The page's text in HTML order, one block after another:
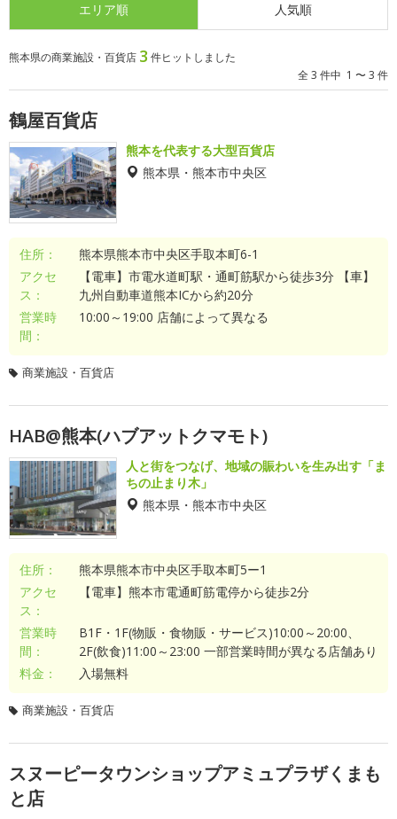
エリア順 人気順
熊本県の商業施設・百貨店 3 件ヒットしました
全 3 件中 1 〜 3 件
鶴屋百貨店
熊本を代表する大型百貨店
熊本県・熊本市中央区
住所：
熊本県熊本市中央区手取本町6-1
アクセ
ス：
【電車】市電水道町駅・通町筋駅から徒歩3分 【車】
九州自動車道熊本ICから約20分
営業時
間：
10:00～19:00 店舗によって異なる
商業施設・百貨店
HAB@熊本(ハブアットクマモト)
人と街をつなげ、地域の賑わいを生み出す「ま
ちの止まり木」
熊本県・熊本市中央区
住所：
熊本県熊本市中央区手取本町5ー1
アクセ
ス：
【電車】熊本市電通町筋電停から徒歩2分
営業時
間：
B1F・1F(物販・食物販・サービス)10:00～20:00、
2F(飲食)11:00～23:00 一部営業時間が異なる店舗あり
料金：
入場無料
商業施設・百貨店
スヌーピータウンショップアミュプラザくまも
と店